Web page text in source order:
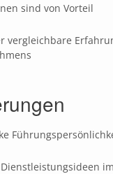
sind von Vorteil
vergleichbare